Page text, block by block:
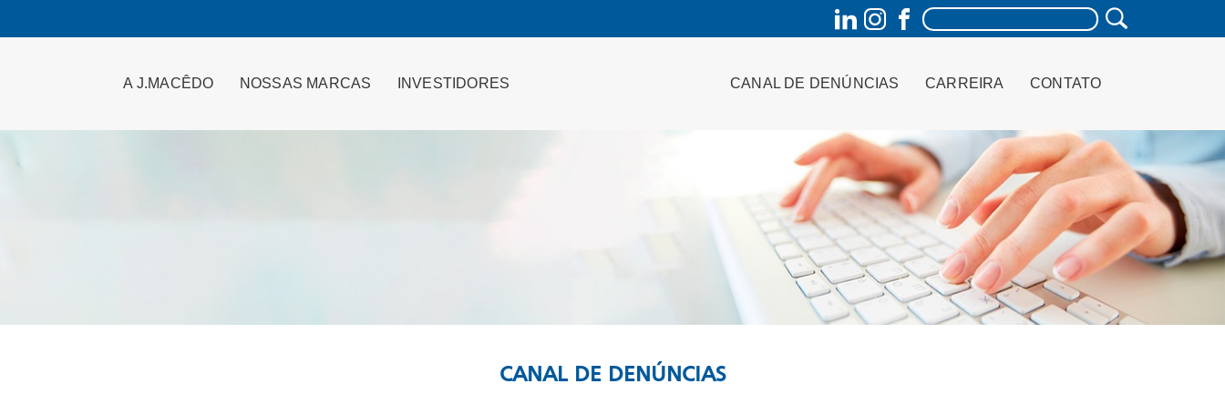
A J.MACÊDO NOSSAS MARCAS INVESTIDORES CANAL DE DENÚNCIAS CARREIRA CONTATO
CANAL DE DENÚNCIAS